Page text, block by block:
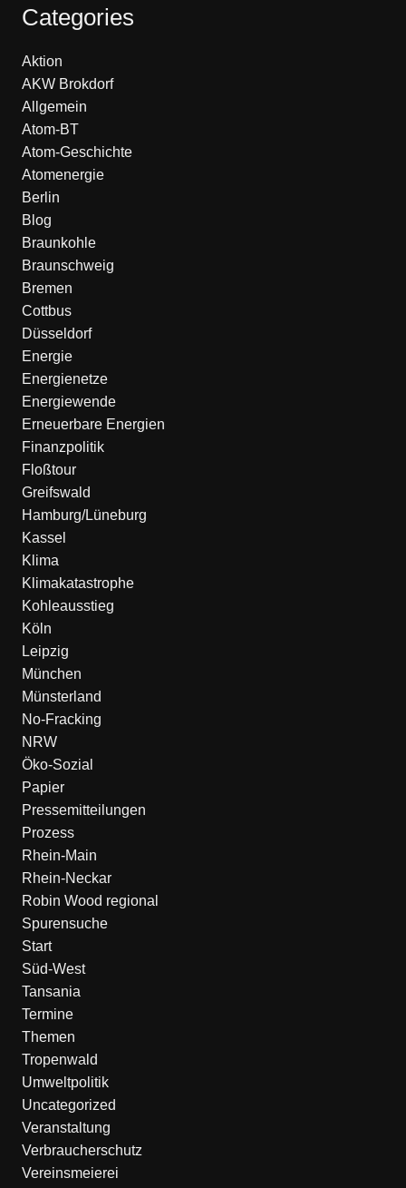
Categories
Aktion
AKW Brokdorf
Allgemein
Atom-BT
Atom-Geschichte
Atomenergie
Berlin
Blog
Braunkohle
Braunschweig
Bremen
Cottbus
Düsseldorf
Energie
Energienetze
Energiewende
Erneuerbare Energien
Finanzpolitik
Floßtour
Greifswald
Hamburg/Lüneburg
Kassel
Klima
Klimakatastrophe
Kohleausstieg
Köln
Leipzig
München
Münsterland
No-Fracking
NRW
Öko-Sozial
Papier
Pressemitteilungen
Prozess
Rhein-Main
Rhein-Neckar
Robin Wood regional
Spurensuche
Start
Süd-West
Tansania
Termine
Themen
Tropenwald
Umweltpolitik
Uncategorized
Veranstaltung
Verbraucherschutz
Vereinsmeierei